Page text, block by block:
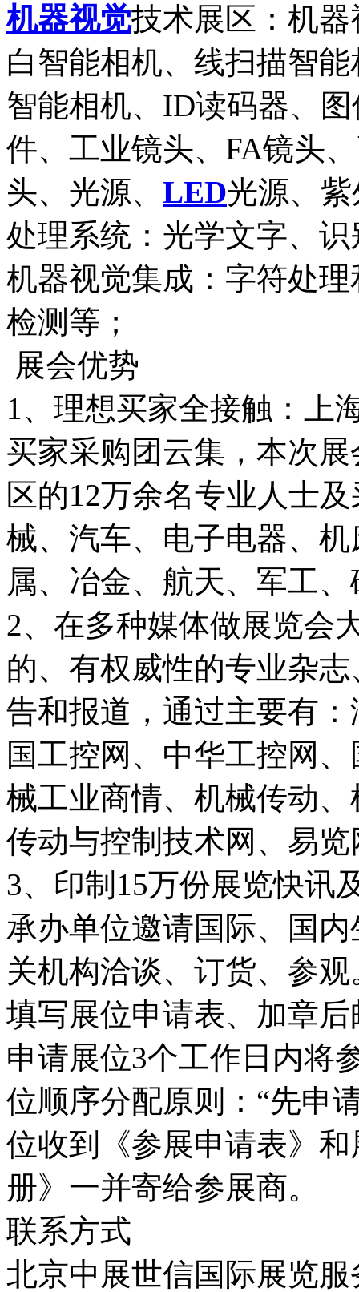
机器视觉技术展区：机
白智能相机、线扫描智
智能相机、ID读码器、
件、工业镜头、FA镜头
头、光源、 LED光源、
处理系统：光学文字、
机器视觉集成：字符处
检测等；
展会优势
1、理想买家全接触：上
买家采购团云集，本次
区的12万余名专业人士
械、汽车、电子电器、机
属、冶金、航天、军工
2、在多种媒体做展览会
的、有权威性的专业杂
告和报道，通过主要有
国工控网、中华工控网
械工业商情、机械传动
传动与控制技术网、易览
3、印制15万份展览快讯
承办单位邀请国际、国
关机构洽谈、订货、参观
填写展位申请表、加章
申请展位3个工作日内将
位顺序分配原则：“先申
位收到《参展申请表》
册》一并寄给参展商。
联系方式
北京中展世信国际展览